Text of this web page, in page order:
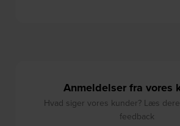
Anmeldelser fra vores
Hvad siger vores kunder? Læs
feedback